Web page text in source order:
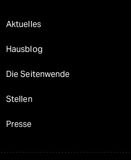
Aktuelles
Hausblog
Die Seitenwende
Stellen
Presse